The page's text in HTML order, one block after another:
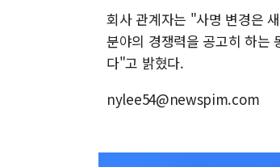
회사 관계자는 "사명 변경은
분야의 경쟁력을 공고히 하는
다"고 밝혔다.
nylee54@newspim.com